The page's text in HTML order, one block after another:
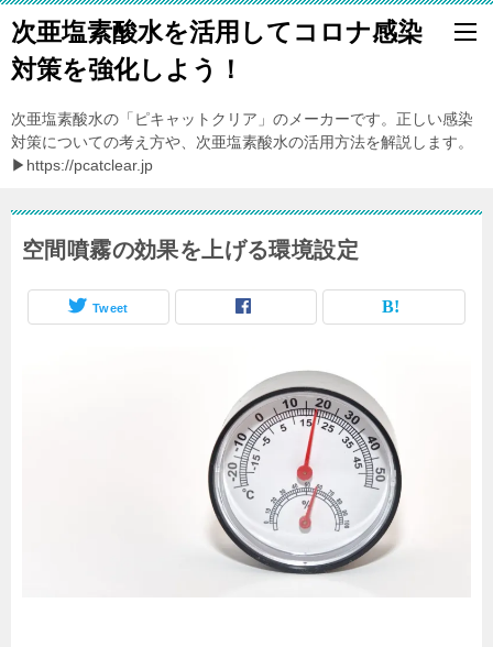
次亜塩素酸水を活用してコロナ感染
対策を強化しよう！
次亜塩素酸水の「ピキャットクリア」のメーカーです。正しい感染
対策についての考え方や、次亜塩素酸水の活用方法を解説します。
▶https://pcatclear.jp
空間噴霧の効果を上げる環境設定
Tweet